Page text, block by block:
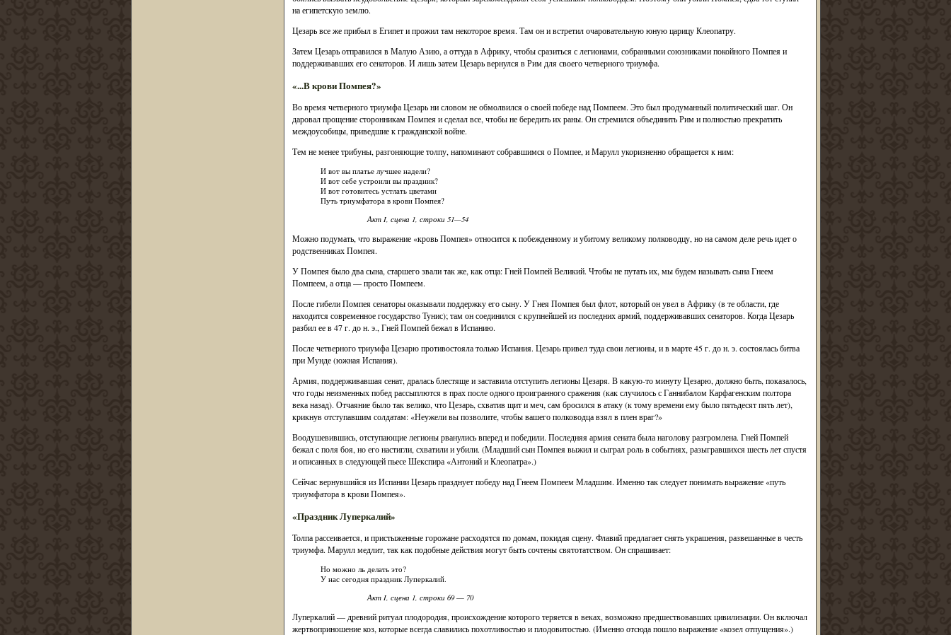
на египетскую землю.
Цезарь все же прибыл в Египет и прожил там некоторое время. Там он и встретил очаровательную юную царицу Клеопатру.
Затем Цезарь отправился в Малую Азию, а оттуда в Африку, чтобы сразиться с легионами, собранными союзниками покойного Помпея и
поддерживавших его сенаторов. И лишь затем Цезарь вернулся в Рим для своего четверного триумфа.
«...В крови Помпея?»
Во время четверного триумфа Цезарь ни словом не обмолвился о своей победе над Помпеем. Это был продуманный политический шаг. Он
даровал прощение сторонникам Помпея и сделал все, чтобы не бередить их раны. Он стремился объединить Рим и полностью прекратить
междоусобицы, приведшие к гражданской войне.
Тем не менее трибуны, разгоняющие толпу, напоминают собравшимся о Помпее, и Марулл укоризненно обращается к ним:
И вот вы платье лучшее надели?
И вот себе устроили вы праздник?
И вот готовитесь устлать цветами
Путь триумфатора в крови Помпея?
Акт I, сцена 1, строки 51—54
Можно подумать, что выражение «кровь Помпея» относится к побежденному и убитому великому полководцу, но на самом деле речь идет о
родственниках Помпея.
У Помпея было два сына, старшего звали так же, как отца: Гней Помпей Великий. Чтобы не путать их, мы будем называть сына Гнеем
Помпеем, а отца — просто Помпеем.
После гибели Помпея сенаторы оказывали поддержку его сыну. У Гнея Помпея был флот, который он увел в Африку (в те области, где
находится современное государство Тунис); там он соединился с крупнейшей из последних армий, поддерживавших сенаторов. Когда Цезарь
разбил ее в 47 г. до н. э., Гней Помпей бежал в Испанию.
После четверного триумфа Цезарю противостояла только Испания. Цезарь привел туда свои легионы, и в марте 45 г. до н. э. состоялась битва
при Мунде (южная Испания).
Армия, поддерживавшая сенат, дралась блестяще и заставила отступить легионы Цезаря. В какую-то минуту Цезарю, должно быть, показалось,
что годы неизменных побед рассыплются в прах после одного проигранного сражения (как случилось с Ганнибалом Карфагенским полтора
века назад). Отчаяние было так велико, что Цезарь, схватив щит и меч, сам бросился в атаку (к тому времени ему было пятьдесят пять лет),
крикнув отступавшим солдатам: «Неужели вы позволите, чтобы вашего полководца взял в плен враг?»
Воодушевившись, отступающие легионы рванулись вперед и победили. Последняя армия сената была наголову разгромлена. Гней Помпей
бежал с поля боя, но его настигли, схватили и убили. (Младший сын Помпея выжил и сыграл роль в событиях, разыгравшихся шесть лет спустя
и описанных в следующей пьесе Шекспира «Антоний и Клеопатра».)
Сейчас вернувшийся из Испании Цезарь празднует победу над Гнеем Помпеем Младшим. Именно так следует понимать выражение «путь
триумфатора в крови Помпея».
«Праздник Луперкалий»
Толпа рассеивается, и пристыженные горожане расходятся по домам, покидая сцену. Флавий предлагает снять украшения, развешанные в честь
триумфа. Марулл медлит, так как подобные действия могут быть сочтены святотатством. Он спрашивает:
Но можно ль делать это?
У нас сегодня праздник Луперкалий.
Акт I, сцена 1, строки 69— 70
Луперкалий — древний ритуал плодородия, происхождение которого теряется в веках, возможно предшествовавших цивилизации. Он включал
жертвоприношение коз, которые всегда славились похотливостью и плодовитостью. (Именно отсюда пошло выражение «козел отпущения».)